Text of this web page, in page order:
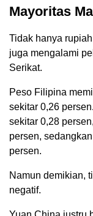
Mayoritas
Tidak hanya
juga mengalami
Serikat.
Peso Filipina
sekitar 0,26
sekitar 0,28
persen,
persen.
Namun demikian,
negatif.